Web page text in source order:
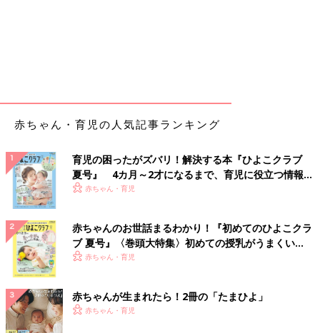
赤ちゃん・育児の人気記事ランキング
育児の困ったがズバリ！解決する本『ひよこクラブ
夏号』 4カ月～2才になるまで、育児に役立つ情報が
いっぱい！
赤ちゃん・育児
赤ちゃんのお世話まるわかり！『初めてのひよこクラ
ブ 夏号』〈巻頭大特集〉初めての授乳がうまくい
く！ おっぱい・ミルクの基本と夏のトラブル 解決テ
赤ちゃん・育児
赤ちゃんが生まれたら！2冊の「たまひよ」
赤ちゃん・育児